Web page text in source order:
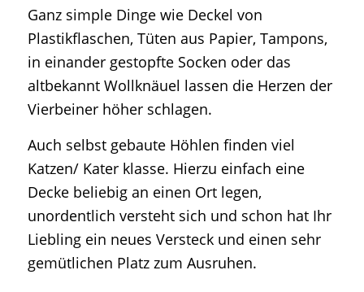
Ganz simple Dinge wie Deckel von
Plastikflaschen, Tüten aus Papier, Tampons,
in einander gestopfte Socken oder das
altbekannt Wollknäuel lassen die Herzen der
Vierbeiner höher schlagen.
Auch selbst gebaute Höhlen finden viel
Katzen/ Kater klasse. Hierzu einfach eine
Decke beliebig an einen Ort legen,
unordentlich versteht sich und schon hat Ihr
Liebling ein neues Versteck und einen sehr
gemütlichen Platz zum Ausruhen.